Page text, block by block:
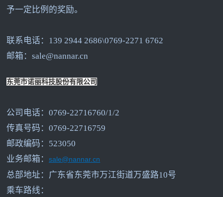
予一定比例的奖励。
联系电话：139 2944 2686\0769-2271 6762
邮箱：sale@nannar.cn
东莞市诺丽科技股份有限公司
公司电话：0769-22716760/1/2
传真号码：0769-22716759
邮政编码：523050
业务邮箱：sale@nannar.cn
总部地址：广东省东莞市万江街道万盛路10号
乘车路线：